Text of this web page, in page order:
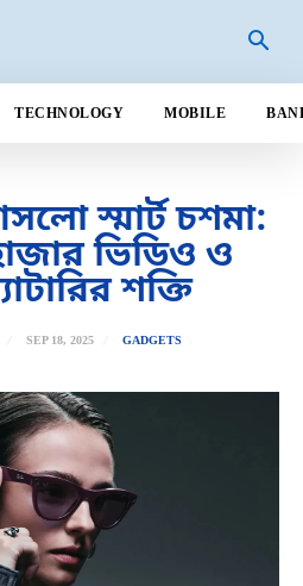
TECHNOLOGY MOBILE
স্মার্ট চশমা:
ভিডিও ও
শক্তি
SEP 18, 2025 GADGETS